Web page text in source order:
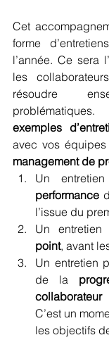
Cet
forme
l’année. Ce sera
les
résoudre
exemples
avec vos
management de
performance
Un
point, avant
Un entretien
de la
collaborateur
C’est un
les objectifs